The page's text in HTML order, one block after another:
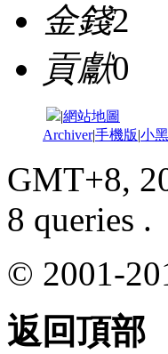
金錢2
貢獻0
|網站地圖
Archiver|手機版|小
GMT+8,
8 queries .
© 2001-
返回頂部